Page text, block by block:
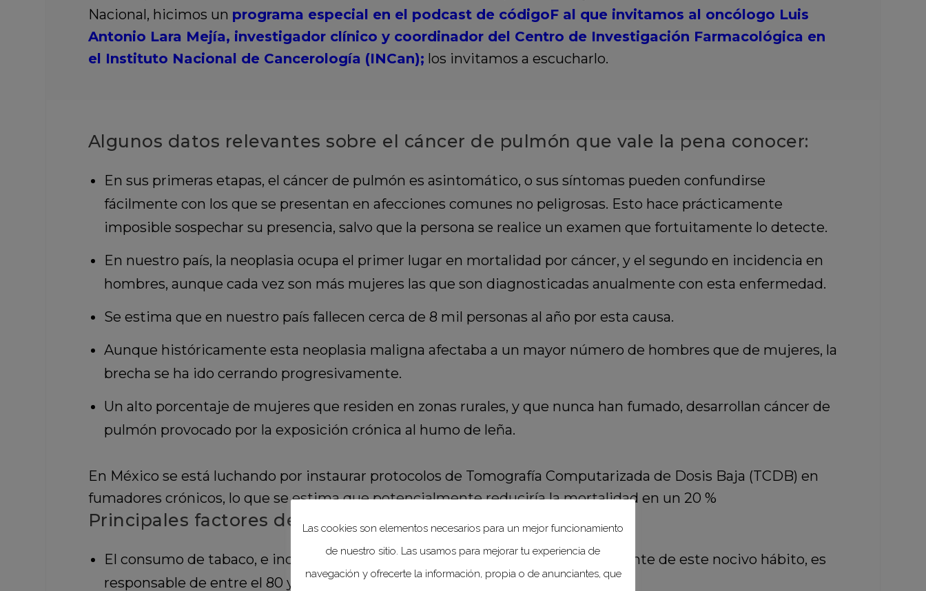
Nacional, hicimos un programa especial en el podcast de códigoF al que invitamos al oncólogo Luis
Antonio Lara Mejía, investigador clínico y coordinador del Centro de Investigación Farmacológica en
el Instituto Nacional de Cancerología (INCan); los invitamos a escucharlo.
Algunos datos relevantes sobre el cáncer de pulmón que vale la pena conocer:
En sus primeras etapas, el cáncer de pulmón es asintomático, o sus síntomas pueden confundirse
fácilmente con los que se presentan en afecciones comunes no peligrosas. Esto hace prácticamente
imposible sospechar su presencia, salvo que la persona se realice un examen que fortuitamente lo detecte.
En nuestro país, la neoplasia ocupa el primer lugar en mortalidad por cáncer, y el segundo en incidencia en
hombres, aunque cada vez son más mujeres las que son diagnosticadas anualmente con esta enfermedad.
Se estima que en nuestro país fallecen cerca de 8 mil personas al año por esta causa.
Aunque históricamente esta neoplasia maligna afectaba a un mayor número de hombres que de mujeres, la
brecha se ha ido cerrando progresivamente.
Un alto porcentaje de mujeres que residen en zonas rurales, y que nunca han fumado, desarrollan cáncer de
pulmón provocado por la exposición crónica al humo de leña.
En México se está luchando por instaurar protocolos de Tomografía Computarizada de Dosis Baja (TCDB) en
fumadores crónicos, lo que se estima que potencialmente reduciría la mortalidad en un 20 %
Principales factores de riesgo
El consumo de tabaco, e indirectamente la inhalación pasiva del humo resultante de este nocivo hábito, es
responsable de entre el 80 y el 90 % de los casos.
Las cookies son elementos necesarios para un mejor funcionamiento
de nuestro sitio. Las usamos para mejorar tu experiencia de
navegación y ofrecerte la información, propia o de anunciantes, que